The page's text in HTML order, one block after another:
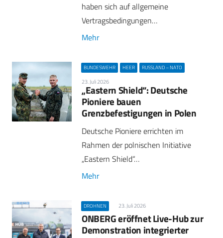
haben sich auf allgemeine
Vertragsbedingungen…
Mehr
BUNDESWEHR HEER RUSSLAND – NATO
23. Juli 2026
„Eastern Shield“: Deutsche
Pioniere bauen
Grenzbefestigungen in Polen
Deutsche Pioniere errichten im
Rahmen der polnischen Initiative
„Eastern Shield“…
Mehr
DROHNEN 23. Juli 2026
ONBERG eröffnet Live-Hub zur
Demonstration integrierter